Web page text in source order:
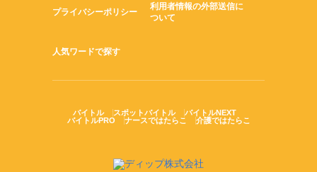
プライバシーポリシー
利用者情報の外部送信に
ついて
人気ワードで探す
バイトル スポットバイトル
バイトルNEXT
バイトルPRO
ナースではたらこ 介護ではたらこ